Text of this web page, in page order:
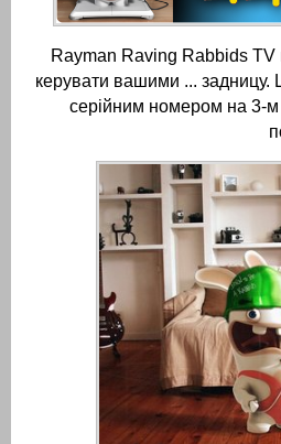
Rayman Raving Rabbids
керувати вашими ... задницу.
серійним номером на 3-м